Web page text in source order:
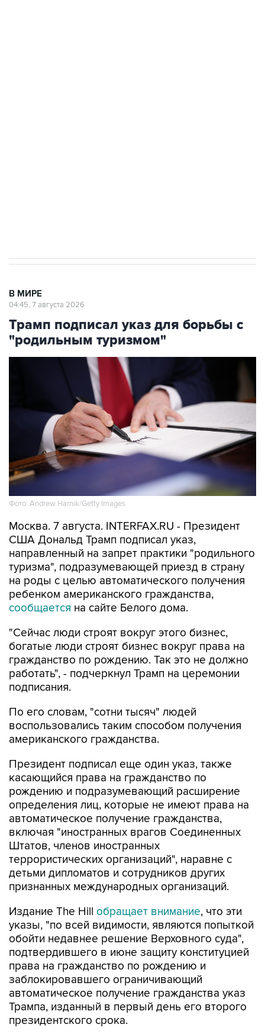
В МИРЕ
04:45, 7 августа 2026
Трамп подписал указ для борьбы с
"родильным туризмом"
Фото: Andrew Harnik/Getty Images
Москва. 7 августа. INTERFAX.RU - Президент
США Дональд Трамп подписал указ,
направленный на запрет практики "родильного
туризма", подразумевающей приезд в страну
на роды с целью автоматического получения
ребенком американского гражданства,
сообщается на сайте Белого дома.
"Сейчас люди строят вокруг этого бизнес,
богатые люди строят бизнес вокруг права на
гражданство по рождению. Так это не должно
работать", - подчеркнул Трамп на церемонии
подписания.
По его словам, "сотни тысяч" людей
воспользовались таким способом получения
американского гражданства.
Президент подписал еще один указ, также
касающийся права на гражданство по
рождению и подразумевающий расширение
определения лиц, которые не имеют права на
автоматическое получение гражданства,
включая "иностранных врагов Соединенных
Штатов, членов иностранных
террористических организаций", наравне с
детьми дипломатов и сотрудников других
признанных международных организаций.
Издание The Hill обращает внимание, что эти
указы, "по всей видимости, являются попыткой
обойти недавнее решение Верховного суда",
подтвердившего в июне защиту конституцией
права на гражданство по рождению и
заблокировавшего ограничивающий
автоматическое получение гражданства указ
Трампа, изданный в первый день его второго
президентского срока.